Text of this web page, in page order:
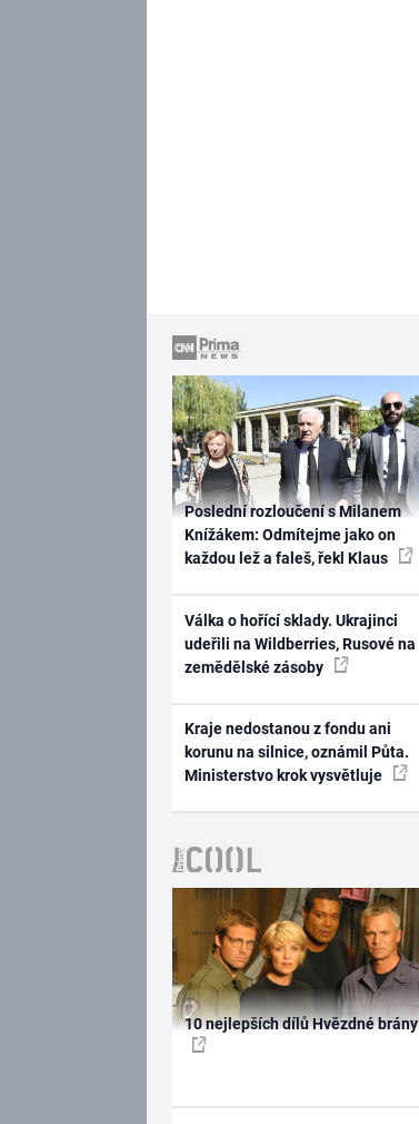
Poslední rozloučení s Milanem
Knížákem: Odmítejme jako on
každou lež a faleš, řekl Klaus
Válka o hořící sklady. Ukrajinci
udeřili na Wildberries, Rusové na
zemědělské zásoby
Kraje nedostanou z fondu ani
korunu na silnice, oznámil Půta.
Ministerstvo krok vysvětluje
10 nejlepších dílů Hvězdné brány